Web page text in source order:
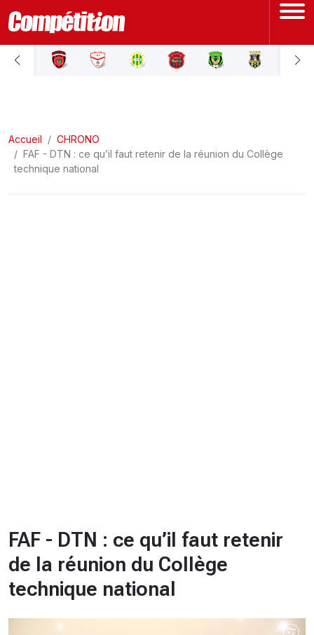
ACCUEIL
LIGUE 2
COUPE D'ALGÉRIE
Accueil
CHRONO
FAF - DTN : ce qu’il faut retenir de la réunion du Collège
technique national
FAF - DTN : ce qu’il faut retenir
de la réunion du Collège
technique national